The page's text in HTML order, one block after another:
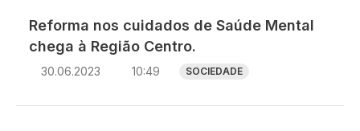
Reforma nos cuidados de Saúde Mental
chega à Região Centro.
30.06.2023 10:49 SOCIEDADE